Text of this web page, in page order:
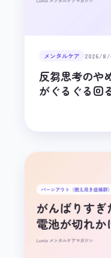
メンタルケア 2026/8/
反芻思考のや
がぐるぐる回